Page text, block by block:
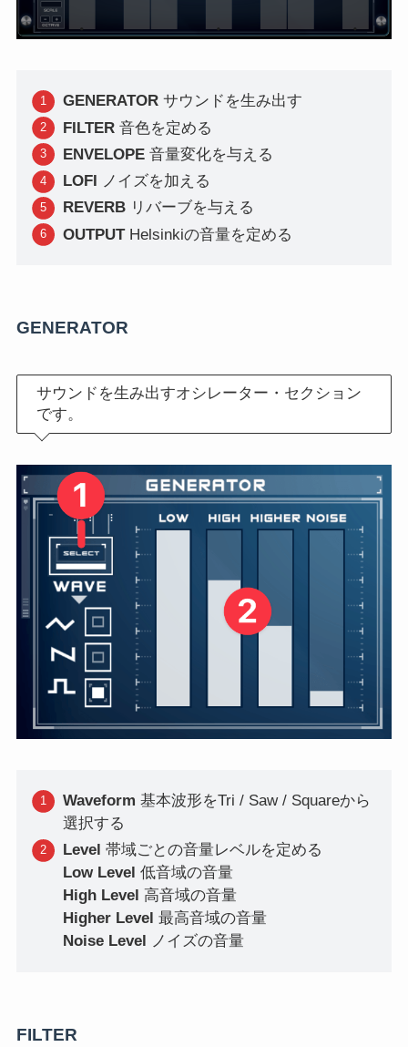
GENERATORサウンドを生み出す
FILTER音色を定める
ENVELOPE音量変化を与える
LOFI
ノイズを加える
REVERBリバーブを与える
OUTPUTHelsinkiの音量を定める
GENERATOR
サウンドを生み出すオシレーター・セクション
です。
Waveform 基本波形をTri / Saw / Squareから
選択する
Level 帯域ごとの音量レベルを定める
Low Level 低音域の音量
High Level 高音域の音量
Higher Level 最高音域の音量
Noise Level
ノイズの音量
FILTER